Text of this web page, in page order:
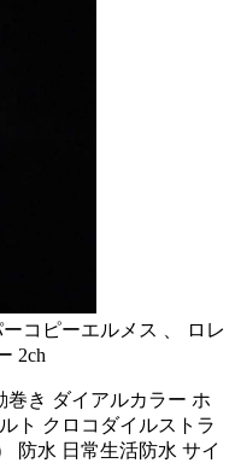
コピーエルメス 、 ロレ
2ch
き ダイアルカラー ホ
ト クロコダイルストラ
防水 日常生活防水 サイ